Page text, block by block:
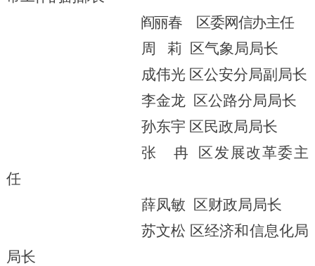
阎丽春
区委网信办主任
周 莉
区气象局局长
成伟光 区公安分局副局长
李金龙
区公路分局局长
孙东宇 区民政局局长
张
冉
区发展改革委主
任
薛凤敏
区财政局局长
苏文松 区经济和信息化局
局长